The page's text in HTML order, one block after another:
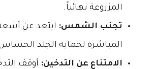
المزروعة نهائياً.
تجنب الشمس: ابتعد عن
المباشرة لحماية الجلد الحساس
الامتناع عن التدخين: أوقف